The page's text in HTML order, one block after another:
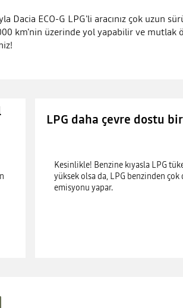
Dacia ECO-G LPG'li aracınız çok uzun
km'nin üzerinde yol yapabilir ve mutlak
LPG daha çevre dostu
Kesinlikle! Benzine kıyasla LPG
yüksek olsa da, LPG benzinden çok
emisyonu yapar.